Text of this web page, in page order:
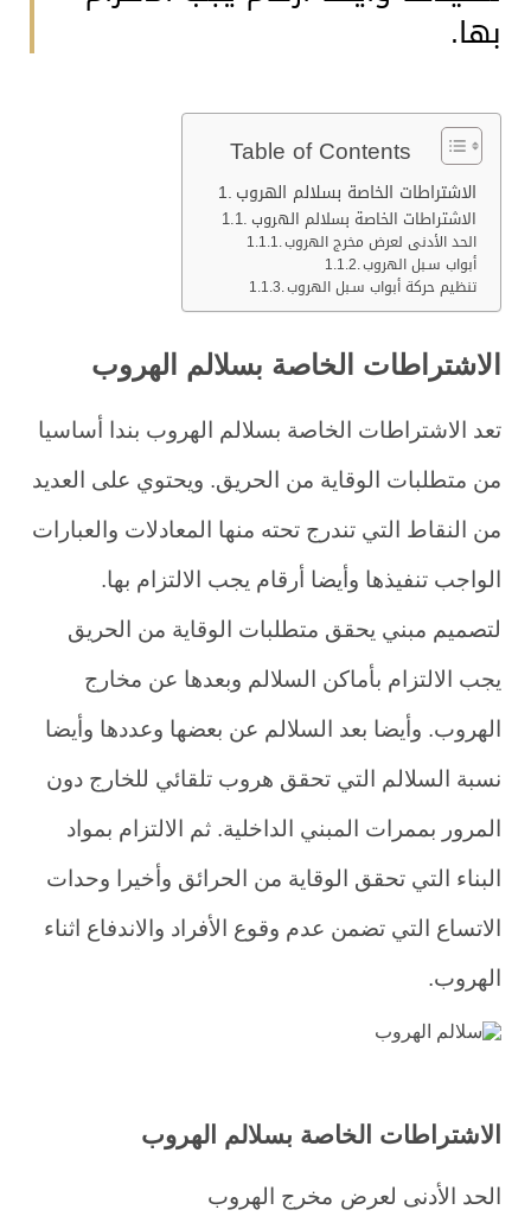
بها.
Table of Contents
الاشتراطات الخاصة بسلالم الهروب
الاشتراطات الخاصة بسلالم الهروب
الحد الأدنى لعرض مخرج الهروب
أبواب سـبل الهروب
تنظيم حركة أبواب سـبل الهروب
الاشتراطات الخاصة بسلالم الهروب
تعد الاشتراطات الخاصة بسلالم الهروب بندا أساسيا
من متطلبات الوقاية من الحريق. ويحتوي على العديد
من النقاط التي تندرج تحته منها المعادلات والعبارات
الواجب تنفيذها وأيضا أرقام يجب الالتزام بها.
لتصميم مبني يحقق متطلبات الوقاية من الحريق
يجب الالتزام بأماكن السلالم وبعدها عن مخارج
الهروب. وأيضا بعد السلالم عن بعضها وعددها وأيضا
نسبة السلالم التي تحقق هروب تلقائي للخارج دون
المرور بممرات المبني الداخلية. ثم الالتزام بمواد
البناء التي تحقق الوقاية من الحرائق وأخيرا وحدات
الاتساع التي تضمن عدم وقوع الأفراد والاندفاع اثناء
الهروب.
الاشتراطات الخاصة بسلالم الهروب
الحد الأدنى لعرض مخرج الهروب